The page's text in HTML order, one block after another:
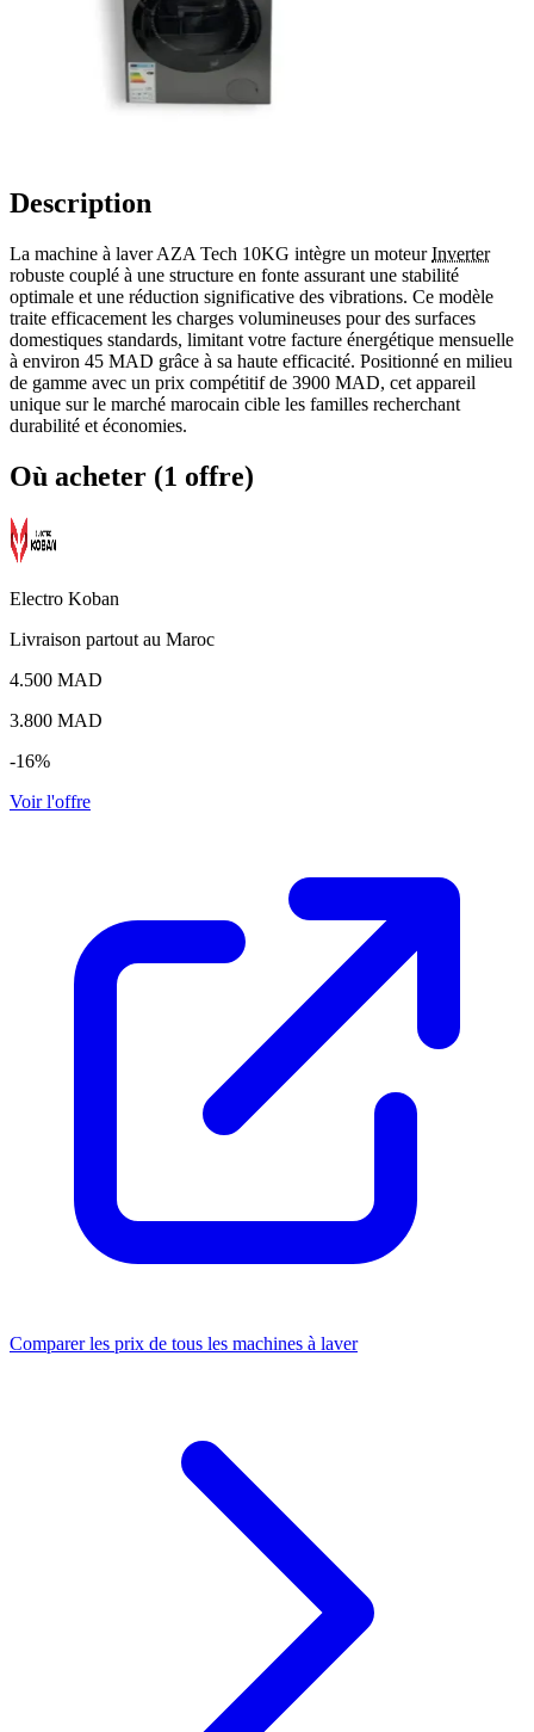
Description
La machine à laver AZA Tech 10KG intègre un moteurInverter
robuste couplé à une structure en fonte assurant une stabilité
optimale et une réduction significative des vibrations. Ce modèle
traite efficacement les charges volumineuses pour des surfaces
domestiques standards, limitant votre facture énergétique mensuelle
à environ 45 MAD grâce à sa haute efficacité. Positionné en milieu
de gamme avec un prix compétitif de 3900 MAD, cet appareil
unique sur le marché marocain cible les familles recherchant
durabilité et économies.
Où acheter (1 offre)
Electro Koban
Livraison partout au Maroc
4.500 MAD
3.800 MAD
-16%
Voir l'offre
Comparer les prix de tous les machines à laver